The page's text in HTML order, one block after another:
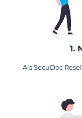
1.
Als SecuDoc